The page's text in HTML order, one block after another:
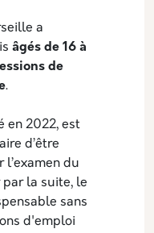
a
âgés de 16 à
de
.
en 2022, est
d’être
du
la suite, le
sans
d'emploi